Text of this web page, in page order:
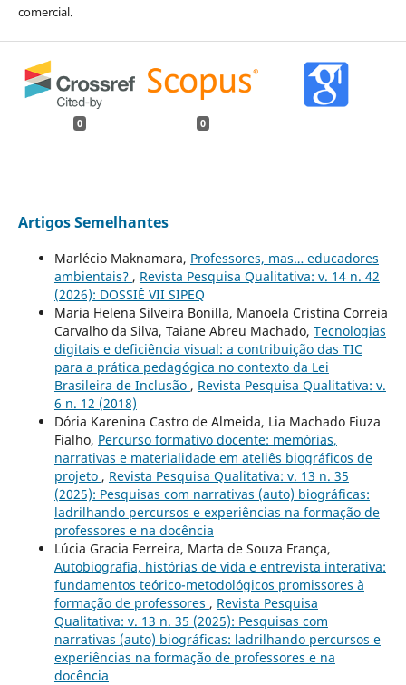
comercial.
0 0
Artigos Semelhantes
Marlécio Maknamara, Professores, mas… educadores
ambientais? , Revista Pesquisa Qualitativa: v. 14 n. 42
(2026): DOSSIÊ VII SIPEQ
Maria Helena Silveira Bonilla, Manoela Cristina Correia
Carvalho da Silva, Taiane Abreu Machado, Tecnologias
digitais e deficiência visual: a contribuição das TIC
para a prática pedagógica no contexto da Lei
Brasileira de Inclusão , Revista Pesquisa Qualitativa: v.
6 n. 12 (2018)
Dória Karenina Castro de Almeida, Lia Machado Fiuza
Fialho, Percurso formativo docente: memórias,
narrativas e materialidade em ateliês biográficos de
projeto , Revista Pesquisa Qualitativa: v. 13 n. 35
(2025): Pesquisas com narrativas (auto) biográficas:
ladrilhando percursos e experiências na formação de
professores e na docência
Lúcia Gracia Ferreira, Marta de Souza França,
Autobiografia, histórias de vida e entrevista interativa:
fundamentos teórico-metodológicos promissores à
formação de professores , Revista Pesquisa
Qualitativa: v. 13 n. 35 (2025): Pesquisas com
narrativas (auto) biográficas: ladrilhando percursos e
experiências na formação de professores e na
docência